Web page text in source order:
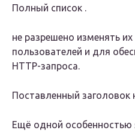
Полный список .
не разрешено изменять
пользователей и для
HTTP-запроса.
Поставленный заголовок
Ещё одной особенностью